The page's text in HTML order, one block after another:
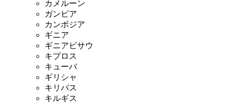
カメルーン
ガンビア
カンボジア
ギニア
ギニアビサウ
キプロス
キューバ
ギリシャ
キリバス
キルギス